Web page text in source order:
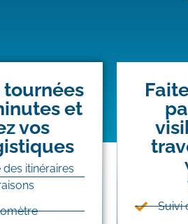
tournées
et
vos
itinéraires
Suivi